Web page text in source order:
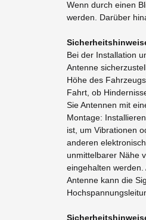
Wenn durch einen
werden. Darüber
Bei der Installation
Antenne
Höhe des
Fahrt, ob
Sie Antennen mit
Montage:
ist, um Vibrationen
anderen
unmittelbarer Nähe
eingehalten
Antenne kann die